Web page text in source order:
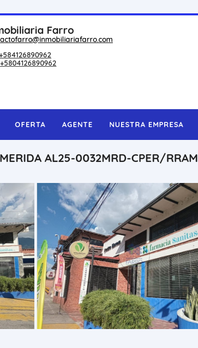
Farro
+5804126890962
OFERTA AGENTE NUESTRA EMPRESA
AL25-0032MRD-CPER/RRAM